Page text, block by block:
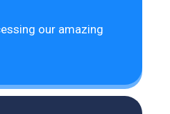
our amazing